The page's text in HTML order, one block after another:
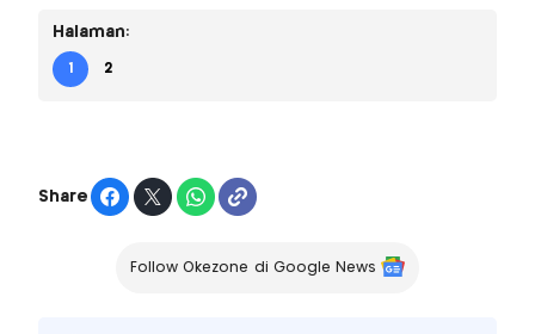
Halaman:
1 2
Share
Follow Okezone di Google News